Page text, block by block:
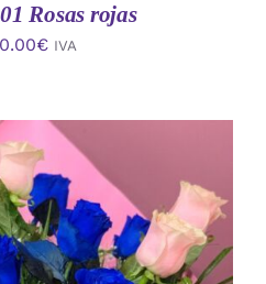
Rosas rojas
€ IVA